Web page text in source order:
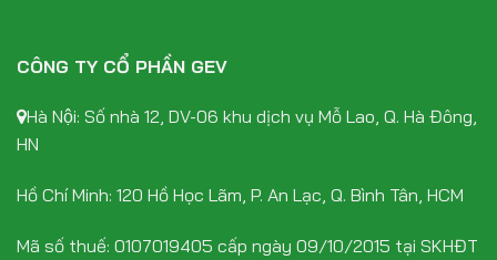
CÔNG TY CỔ PHẦN GEV
Hà Nội: Số nhà 12, DV-06 khu dịch vụ Mỗ Lao, Q. Hà Đông,
HN
Hồ Chí Minh: 120 Hồ Học Lãm, P. An Lạc, Q. Bình Tân, HCM
Mã số thuế: 0107019405 cấp ngày 09/10/2015 tại SKHĐT